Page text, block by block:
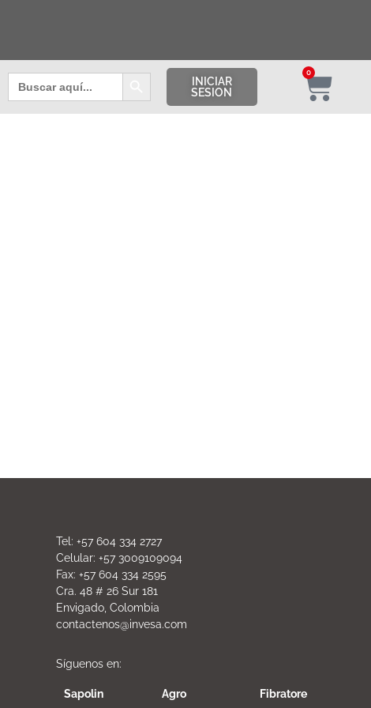
Buscar: Botón de búsqueda
INICIAR
SESION
0
Tel: +57 604 334 2727
Celular: +57 3009109094
Fax: +57 604 334 2595
Cra. 48 # 26 Sur 181
Envigado, Colombia
contactenos@invesa.com
Síguenos en:
Sapolin Agro Fibratore